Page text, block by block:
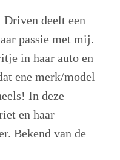
deelt een
passie met mij.
in haar auto en
ene merk/model
In deze
en haar
Bekend van de